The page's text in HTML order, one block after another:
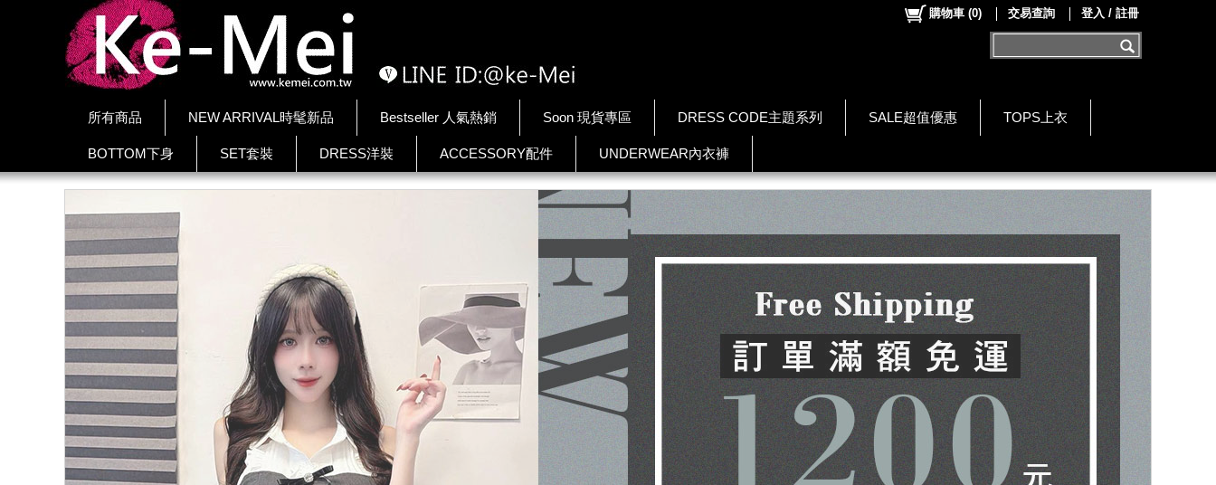
所有商品 NEW ARRIVAL時髦新品 Bestseller 人氣熱銷 Soon 現貨專區 DRESS CODE主題系列 SALE超值優惠 TOPS上衣
BOTTOM下身 SET套裝 DRESS洋裝 ACCESSORY配件 UNDERWEAR內衣褲
購物車 (0) 交易查詢 登入 / 註冊